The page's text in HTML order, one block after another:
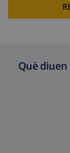
Sortida
cancel·lació :
Què